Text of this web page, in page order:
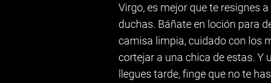
Virgo, es mejor que te resignes
duchas. Báñate en loción para
camisa limpia, cuidado con los
cortejar a una chica de estas. Y
llegues tarde, finge que no te